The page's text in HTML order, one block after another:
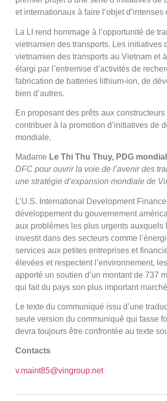
et internationaux à faire l’objet
La LI rend hommage à l’opportunité de
vietnamien des transports. Les initiatives
vietnamien des transports au Vietnam et
élargi par l’entremise d’activités de
fabrication de batteries lithium-ion, de
bien d’autres.
En proposant des prêts aux
contribuer à la promotion d’initiatives de
mondiale.
Madame Le Thi Thu Thuy, PDG
DFC pour ouvrir la voie de l’avenir des
une stratégie d’expansion mondiale de
L’U.S. International Development
développement du gouvernement
aux problèmes les plus urgents auxquels
investit dans des secteurs comme
services aux petites entreprises et
élevées et respectent l’environnement,
apporté un soutien d’un montant de 737
qui fait du pays son plus important
Le texte du communiqué issu d’une
seule version du communiqué qui fasse
devra toujours être confrontée au texte
Contacts
v.maint85@vingroup.net